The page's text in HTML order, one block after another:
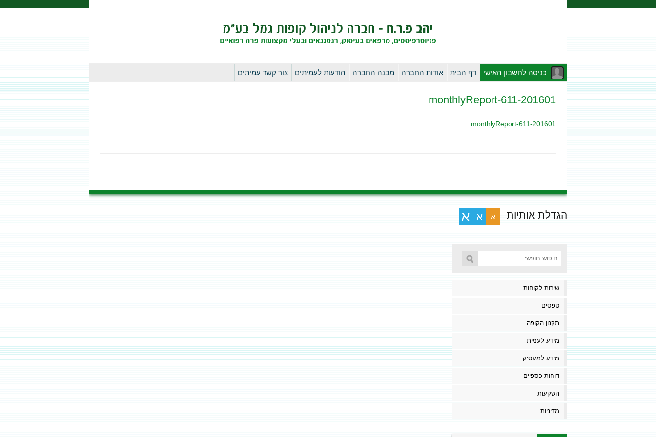
לדלג
כניסה לחשבון האישי דף הבית אודות החברה מבנה החברה הודעות לעמיתים צור קשר עמיתים
201601-monthlyReport-611
201601-monthlyReport-611
הגדלת אותיות א א א
שירות לקוחות
טפסים
תקנון הקופה
מידע לעמית
מידע למעסיק
דוחות כספיים
השקעות
מדיניות